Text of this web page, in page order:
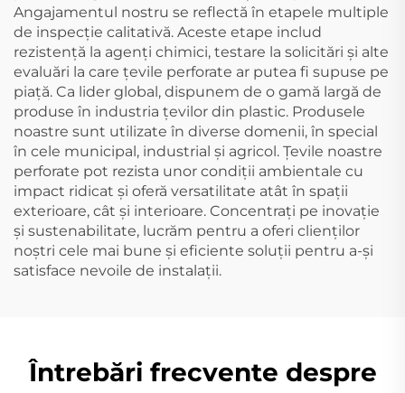
Angajamentul nostru se reflectă în etapele multiple
de inspecție calitativă. Aceste etape includ
rezistență la agenți chimici, testare la solicitări și alte
evaluări la care țevile perforate ar putea fi supuse pe
piață. Ca lider global, dispunem de o gamă largă de
produse în industria țevilor din plastic. Produsele
noastre sunt utilizate în diverse domenii, în special
în cele municipal, industrial și agricol. Țevile noastre
perforate pot rezista unor condiții ambientale cu
impact ridicat și oferă versatilitate atât în spații
exterioare, cât și interioare. Concentrați pe inovație
și sustenabilitate, lucrăm pentru a oferi clienților
noștri cele mai bune și eficiente soluții pentru a-și
satisface nevoile de instalații.
Întrebări frecvente despre